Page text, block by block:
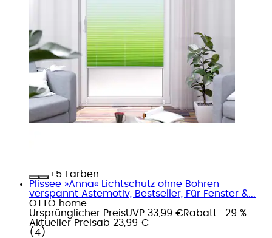
+
Farben
Plissee »Anna« Lichtschutz ohne Bohren
verspannt Ästemotiv, Bestseller, Für Fenster &...
OTTO home
Ursprünglicher PreisUVP 33,99 €Rabatt- 29 %
Aktueller Preisab 23,99 €
( 4 )